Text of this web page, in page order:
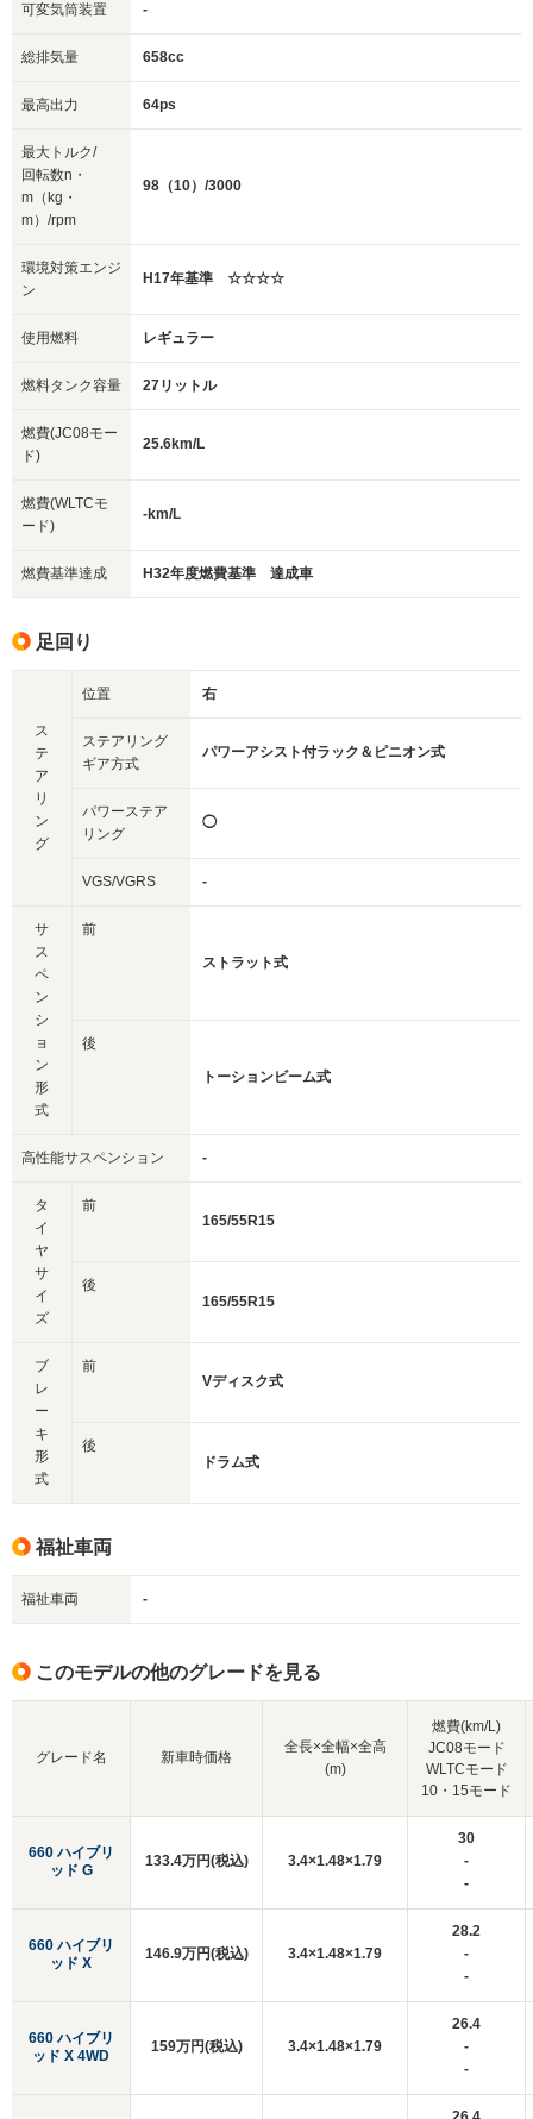
可変気筒装置 -
総排気量 658cc
最高出力 64ps
最大トルク/
回転数n・
m（kg・
m）/rpm
98（10）/3000
環境対策エンジ
ン
H17年基準 ☆☆☆☆
使用燃料 レギュラー
燃料タンク容量 27リットル
燃費(JC08モー
ド)
25.6km/L
燃費(WLTCモ
ード)
-km/L
燃費基準達成 H32年度燃費基準 達成車
足回り
ス
テ
ア
リ
ン
グ
位置 右
ステアリング
ギア方式
パワーアシスト付ラック＆ピニオン式
パワーステア
リング
◯
VGS/VGRS -
サ
ス
ペ
ン
シ
ョ
ン
形
式
前
ストラット式
後
トーションビーム式
高性能サスペンション -
タ
イ
ヤ
サ
イ
ズ
前
165/55R15
後
165/55R15
ブ
レ
ー
キ
形
式
前
Vディスク式
後
ドラム式
福祉車両
福祉車両 -
このモデルの他のグレードを見る
グレード名
660 ハイブリ
ッド G
660 ハイブリ
ッド X
660 ハイブリ
ッド X 4WD
新車時価格
全長×全幅×全高
(m)
燃費(km/L)
JC08モード
WLTCモード
10・15モード
133.4万円(税込) 3.4×1.48×1.79
30
-
-
146.9万円(税込) 3.4×1.48×1.79
28.2
-
-
159万円(税込) 3.4×1.48×1.79
26.4
-
-